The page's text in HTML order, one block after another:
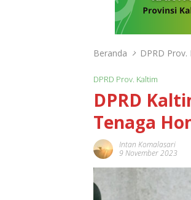
Beranda DPRD Prov.
DPRD Prov. Kaltim
DPRD
Tenaga
Intan Komalasari
9 November 2023